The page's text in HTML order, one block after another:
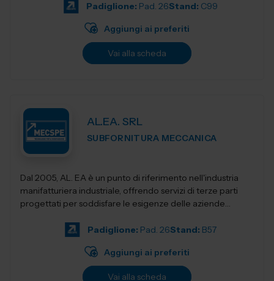
Padiglione: Pad. 26Stand: C99
Aggiungi ai preferiti
Vai alla scheda
AL.EA. SRL
SUBFORNITURA MECCANICA
Dal 2005, AL. EA è un punto di riferimento nell'industria
manifatturiera industriale, offrendo servizi di terze parti
progettati per soddisfare le esigenze delle aziende
Padiglione: Pad. 26Stand: B57
Aggiungi ai preferiti
Vai alla scheda